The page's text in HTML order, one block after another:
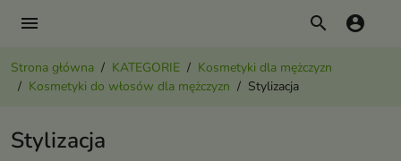
menu search account_circle
Strona główna KATEGORIE
Kosmetyki dla mężczyzn
Kosmetyki do włosów dla mężczyzn
Stylizacja
Stylizacja